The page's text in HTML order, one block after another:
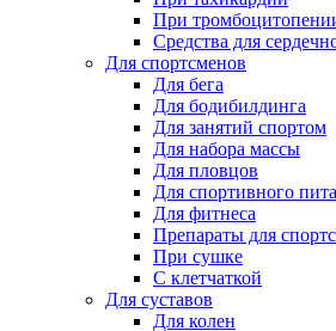
При
Средства для
Для спортсменов
Для бега
Для бодибилдинга
Для занятий спортом
Для набора массы
Для пловцов
Для спортивного
Для фитнеса
Препараты для
При сушке
С клетчаткой
Для суставов
Для колен